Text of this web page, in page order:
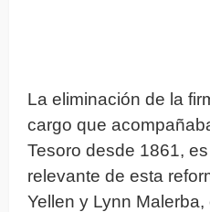
La eliminación de la
cargo que
Tesoro desde 1861,
relevante de esta
Yellen y Lynn